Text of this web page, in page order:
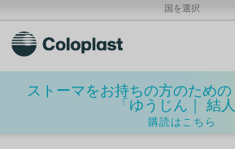
国を選択
ストーマをお持ちの方のため
「ゆうじん｜ 結人
購読はこちら